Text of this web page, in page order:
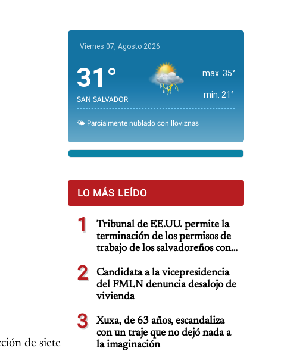
de siete
Viernes 07, Agosto 2026
31°
SAN SALVADOR
max. 35°
min. 21°
🌤️ Parcialmente nublado con lloviznas
LO MÁS LEÍDO
1
Tribunal de EE.UU. permite la
terminación de los permisos de
trabajo de los salvadoreños con
TPS
2
Candidata a la vicepresidencia
del FMLN denuncia desalojo de
vivienda
3
Xuxa, de 63 años, escandaliza
con un traje que no dejó nada a
la imaginación